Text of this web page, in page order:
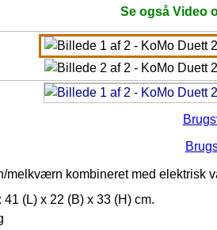
Se også Video
melkværn kombineret med elektrisk
41 (L) x 22 (B) x 33 (H) cm.